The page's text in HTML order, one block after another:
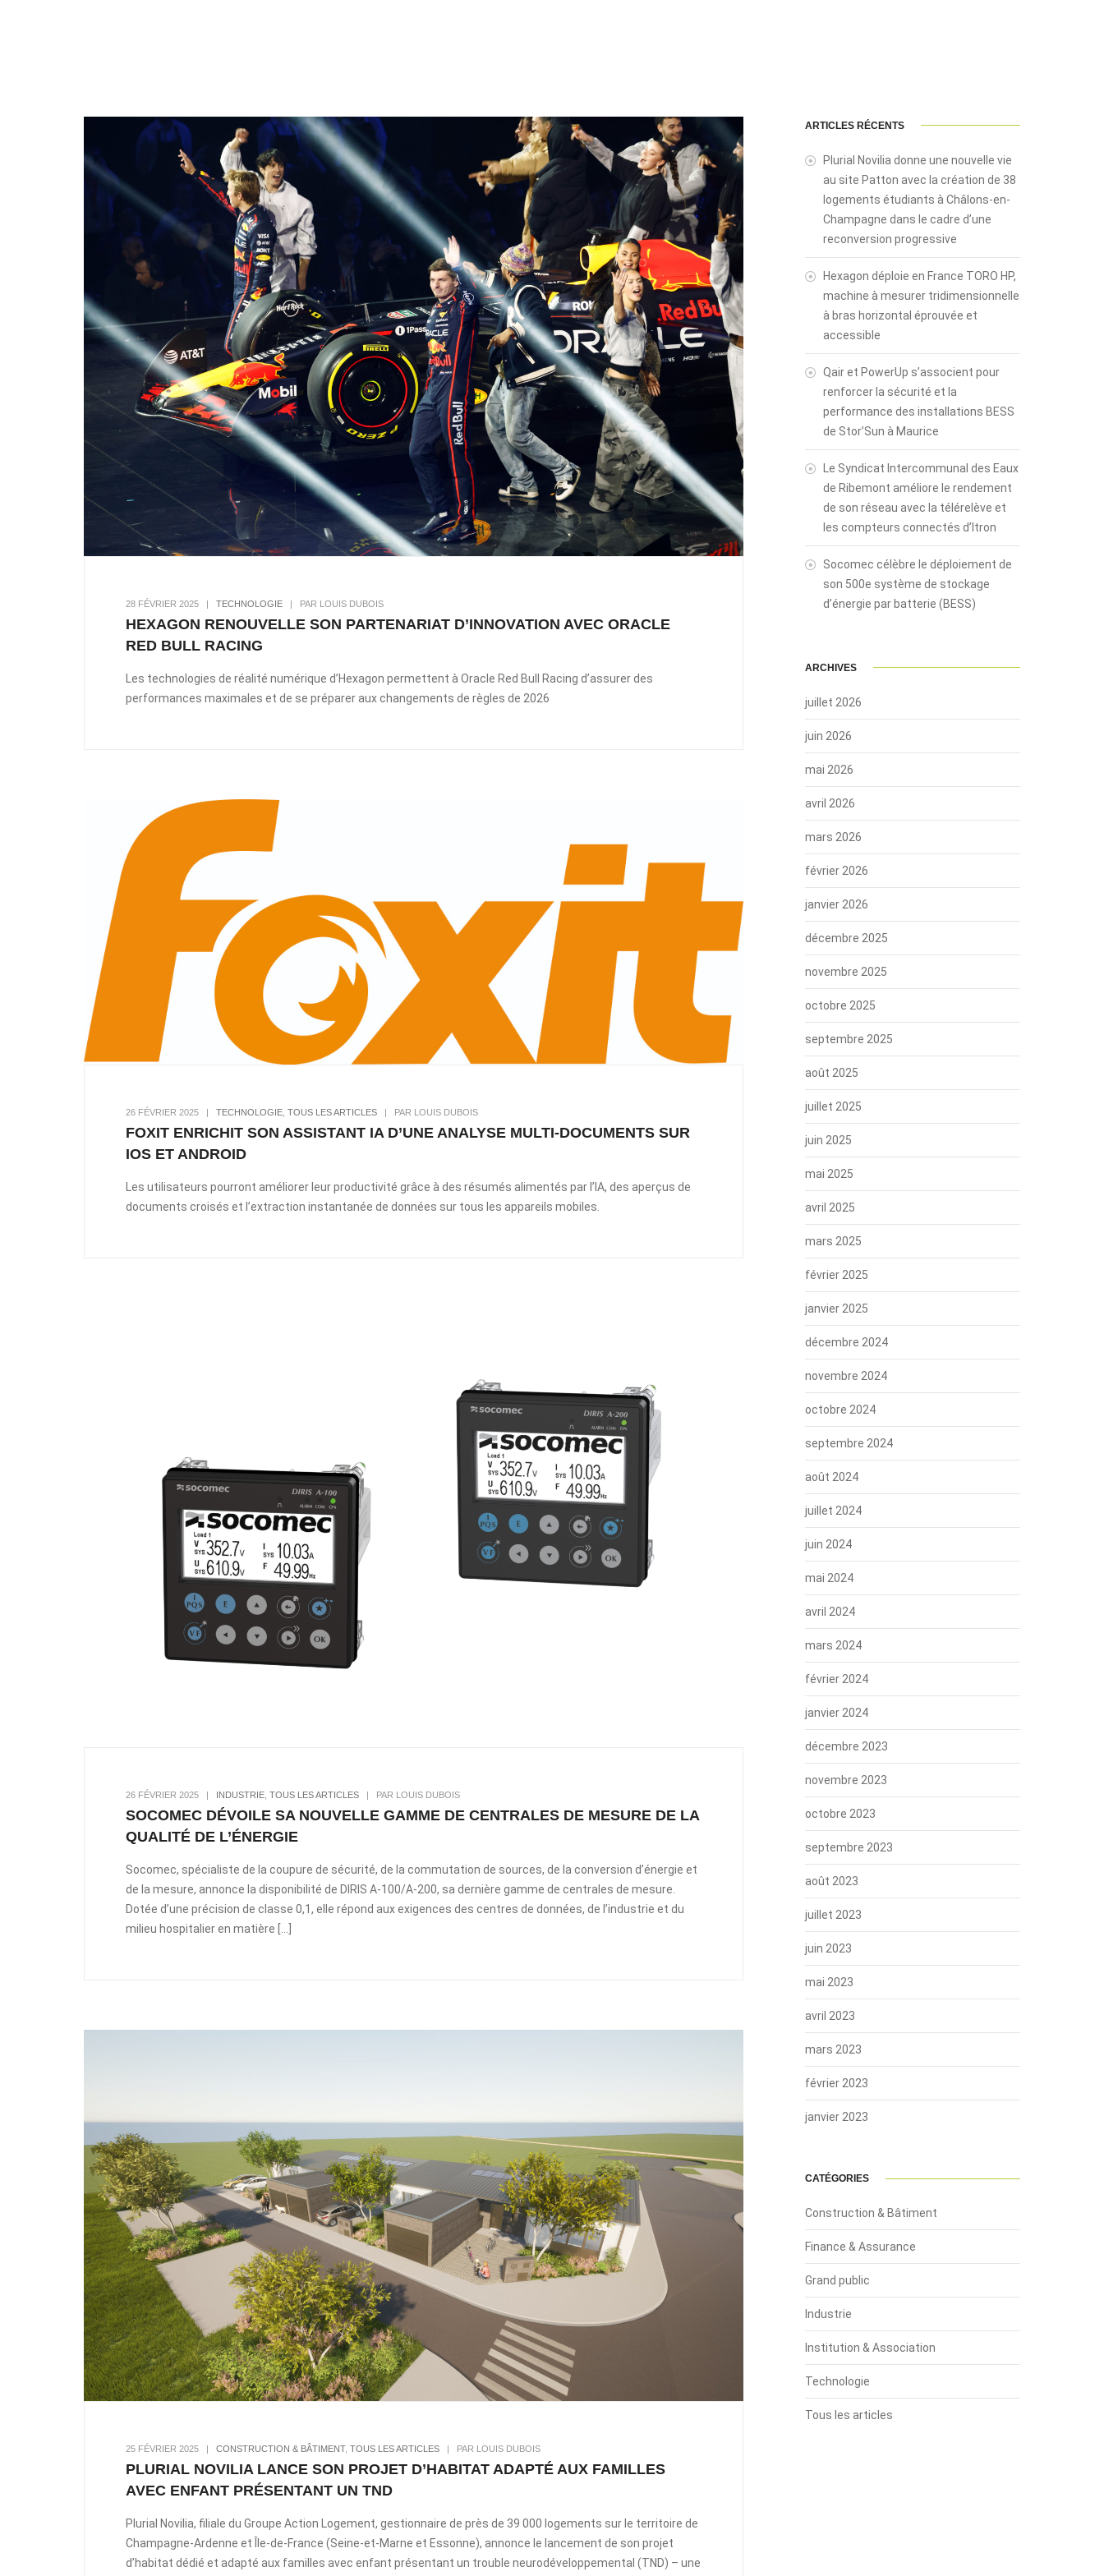
28 FÉVRIER 2025 | TECHNOLOGIE | PAR LOUIS DUBOIS
HEXAGON RENOUVELLE SON PARTENARIAT D’INNOVATION AVEC ORACLE
RED BULL RACING
Les technologies de réalité numérique d’Hexagon permettent à Oracle Red Bull Racing d’assurer des
performances maximales et de se préparer aux changements de règles de 2026
26 FÉVRIER 2025 TECHNOLOGIE TOUS LES ARTICLES PAR LOUIS DUBOIS
FOXIT ENRICHIT SON ASSISTANT IA D’UNE ANALYSE MULTI-DOCUMENTS SUR
IOS ET ANDROID
Les utilisateurs pourront améliorer leur productivité grâce à des résumés alimentés par l’IA, des aperçus de
documents croisés et l’extraction instantanée de données sur tous les appareils mobiles.
26 FÉVRIER 2025 INDUSTRIE TOUS LES ARTICLES PAR LOUIS DUBOIS
SOCOMEC DÉVOILE SA NOUVELLE GAMME DE CENTRALES DE MESURE DE LA
QUALITÉ DE L’ÉNERGIE
Socomec, spécialiste de la coupure de sécurité, de la commutation de sources, de la conversion d’énergie et
de la mesure, annonce la disponibilité de DIRIS A-100/A-200, sa dernière gamme de centrales de mesure.
Dotée d’une précision de classe 0,1, elle répond aux exigences des centres de données, de l’industrie et du
milieu hospitalier en matière […]
25 FÉVRIER 2025 | CONSTRUCTION & BÂTIMENT, TOUS LES ARTICLES | PAR LOUIS DUBOIS
PLURIAL NOVILIA LANCE SON PROJET D’HABITAT ADAPTÉ AUX FAMILLES
AVEC ENFANT PRÉSENTANT UN TND
Plurial Novilia, filiale du Groupe Action Logement, gestionnaire de près de 39 000 logements sur le territoire de
Champagne-Ardenne et Île-de-France (Seine-et-Marne et Essonne), annonce le lancement de son projet
d’habitat dédié et adapté aux familles avec enfant présentant un trouble neurodéveloppemental (TND) – une
ARTICLES RÉCENTS
Plurial Novilia donne une nouvelle vie
au site Patton avec la création de 38
logements étudiants à Châlons-en-
Champagne dans le cadre d’une
reconversion progressive
Hexagon déploie en France TORO HP,
machine à mesurer tridimensionnelle
à bras horizontal éprouvée et
accessible
Qair et PowerUp s’associent pour
renforcer la sécurité et la
performance des installations BESS
de Stor’Sun à Maurice
Le Syndicat Intercommunal des Eaux
de Ribemont améliore le rendement
de son réseau avec la télérelève et
les compteurs connectés d’Itron
Socomec célèbre le déploiement de
son 500e système de stockage
d’énergie par batterie (BESS)
ARCHIVES
juillet 2026
juin 2026
mai 2026
avril 2026
mars 2026
février 2026
janvier 2026
décembre 2025
novembre 2025
octobre 2025
septembre 2025
août 2025
juillet 2025
juin 2025
mai 2025
avril 2025
mars 2025
février 2025
janvier 2025
décembre 2024
novembre 2024
octobre 2024
septembre 2024
août 2024
juillet 2024
juin 2024
mai 2024
avril 2024
mars 2024
février 2024
janvier 2024
décembre 2023
novembre 2023
octobre 2023
septembre 2023
août 2023
juillet 2023
juin 2023
mai 2023
avril 2023
mars 2023
février 2023
janvier 2023
CATÉGORIES
Construction & Bâtiment
Finance & Assurance
Grand public
Industrie
Institution & Association
Technologie
Tous les articles